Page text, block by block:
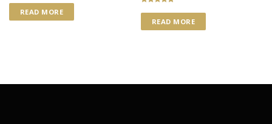
READ MORE
5.00
out of 5READ MORE